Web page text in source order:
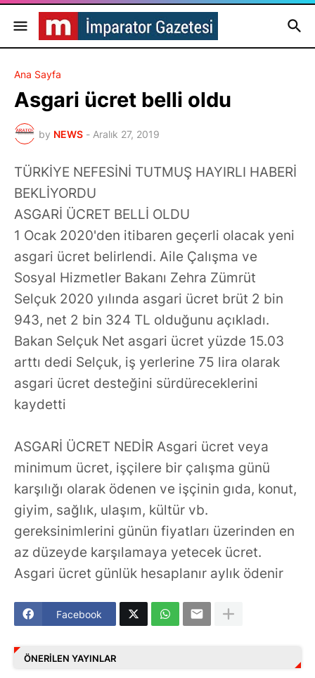
Ana Sayfa
Asgari ücret belli oldu
by NEWS - Aralık 27, 2019
TÜRKİYE NEFESİNİ TUTMUŞ HAYIRLI HABERİ
BEKLİYORDU
ASGARİ ÜCRET BELLİ OLDU
1 Ocak 2020'den itibaren geçerli olacak yeni
asgari ücret belirlendi. Aile Çalışma ve
Sosyal Hizmetler Bakanı Zehra Zümrüt
Selçuk 2020 yılında asgari ücret brüt 2 bin
943, net 2 bin 324 TL olduğunu açıkladı.
Bakan Selçuk Net asgari ücret yüzde 15.03
arttı dedi Selçuk, iş yerlerine 75 lira olarak
asgari ücret desteğini sürdüreceklerini
kaydetti
ASGARİ ÜCRET NEDİR Asgari ücret veya
minimum ücret, işçilere bir çalışma günü
karşılığı olarak ödenen ve işçinin gıda, konut,
giyim, sağlık, ulaşım, kültür vb.
gereksinimlerini günün fiyatları üzerinden en
az düzeyde karşılamaya yetecek ücret.
Asgari ücret günlük hesaplanır aylık ödenir
Facebook
ÖNERILEN YAYINLAR